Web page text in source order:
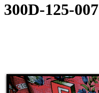
300D-125-007